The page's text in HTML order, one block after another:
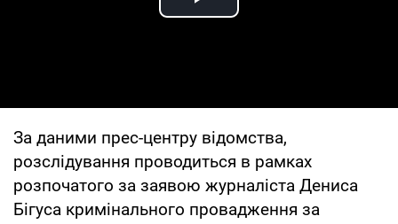
Play Video
За даними прес-центру відомства,
розслідування проводиться в рамках
розпочатого за заявою журналіста Дениса
Бігуса кримінального провадження за